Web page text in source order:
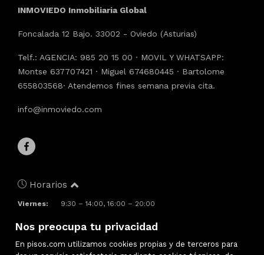
Nos preocupa tu privacidad
En pisos.com utilizamos cookies propias y de terceros para
INMOVIEDO Inmobiliaria Global
Foncalada 12 Bajo. 33002 - Oviedo (Asturias)
Telf.: AGENCIA: 985 20 15 00 · MOVIL Y WHATSAPP:
Montse 637707421 · Miguel 674680445 · Bartolome
655803568· Atendemos fines semana previa cita.
info@inmoviedo.com
Horarios
Viernes:
9:30 – 14:00, 16:00 – 20:00
Domingo:
Cerrado
Lunes:
9:30 – 14:00, 16:00 – 20:00
Martes:
9:30 – 14:00, 16:00 – 20:00